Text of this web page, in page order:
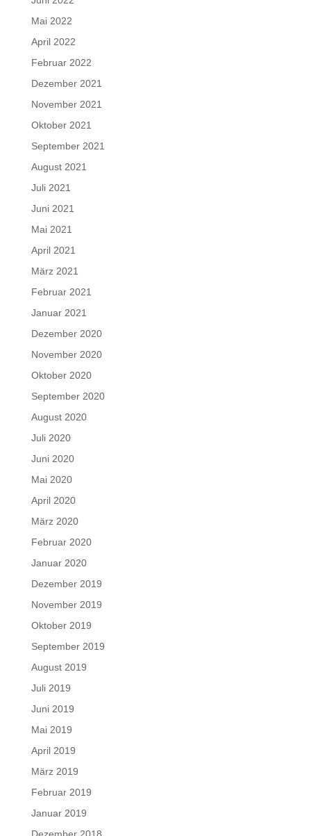
Mai 2022
April 2022
Februar 2022
Dezember 2021
November 2021
Oktober 2021
September 2021
August 2021
Juli 2021
Juni 2021
Mai 2021
April 2021
März 2021
Februar 2021
Januar 2021
Dezember 2020
November 2020
Oktober 2020
September 2020
August 2020
Juli 2020
Juni 2020
Mai 2020
April 2020
März 2020
Februar 2020
Januar 2020
Dezember 2019
November 2019
Oktober 2019
September 2019
August 2019
Juli 2019
Juni 2019
Mai 2019
April 2019
März 2019
Februar 2019
Januar 2019